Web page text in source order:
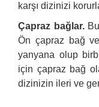
karşı dizinizi
Çapraz bağlar.
Ön çapraz bağ
yanyana olup
için çapraz bağ
dizinizin ileri ve